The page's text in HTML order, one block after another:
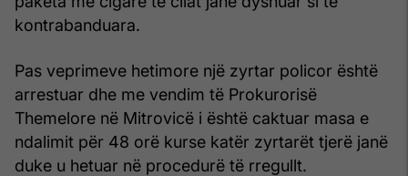
kontrabanduara.
Pas veprimeve hetimore një zyrtar policor është
arrestuar dhe me vendim të Prokurorisë
Themelore në Mitrovicë i është caktuar masa e
ndalimit për 48 orë kurse katër zyrtarët tjerë janë
duke u hetuar në procedurë të rregullt.